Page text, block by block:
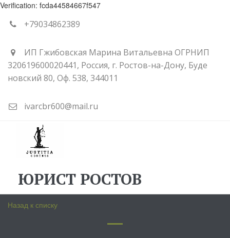
Verification: fcda44584667f547
+79034862389
ИП Гжибовская Марина Витальевна ОГРНИП
320619600020441, Россия, г. Ростов-на-Дону, Буде
новский 80, Оф. 538, 344011
ivarcbr600@mail.ru
ЮРИСТ РОСТОВ
Назад к списку